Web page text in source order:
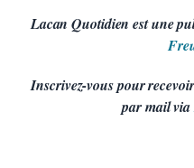
Lacan Quotidien est une
Inscrivez-vous pour
par mail via